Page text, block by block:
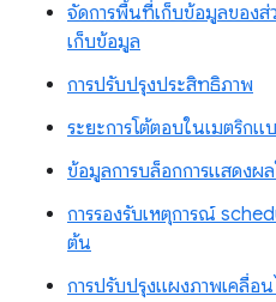
จัดการพื้นที่เก็บข้อมูลของ
เก็บข้อมูล
การปรับปรุงประสิทธิภาพ
ระยะการโต้ตอบในเมตริกแ
ข้อมูลการบล็อกการแสดงผ
การรองรับเหตุการณ์
ต้น
การปรับปรุงแผงภาพเคลื่อ